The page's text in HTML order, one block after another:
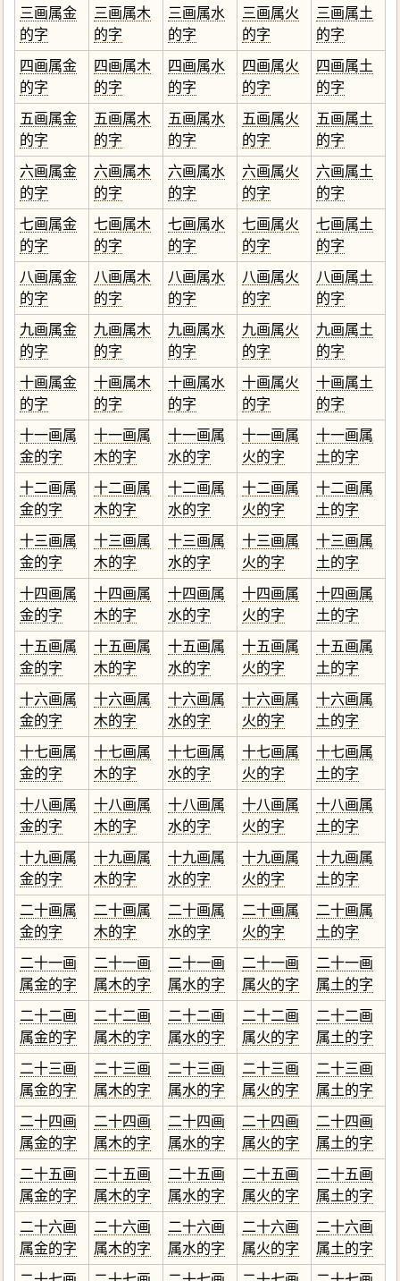
三画属金
的字
三画属木
的字
三画属水
的字
三画属火
的字
三画属土
的字
四画属金
的字
四画属木
的字
四画属水
的字
四画属火
的字
四画属土
的字
五画属金
的字
五画属木
的字
五画属水
的字
五画属火
的字
五画属土
的字
六画属金
的字
六画属木
的字
六画属水
的字
六画属火
的字
六画属土
的字
七画属金
的字
七画属木
的字
七画属水
的字
七画属火
的字
七画属土
的字
八画属金
的字
八画属木
的字
八画属水
的字
八画属火
的字
八画属土
的字
九画属金
的字
九画属木
的字
九画属水
的字
九画属火
的字
九画属土
的字
十画属金
的字
十画属木
的字
十画属水
的字
十画属火
的字
十画属土
的字
十一画属
金的字
十一画属
木的字
十一画属
水的字
十一画属
火的字
十一画属
土的字
十二画属
金的字
十二画属
木的字
十二画属
水的字
十二画属
火的字
十二画属
土的字
十三画属
金的字
十三画属
木的字
十三画属
水的字
十三画属
火的字
十三画属
土的字
十四画属
金的字
十四画属
木的字
十四画属
水的字
十四画属
火的字
十四画属
土的字
十五画属
金的字
十五画属
木的字
十五画属
水的字
十五画属
火的字
十五画属
土的字
十六画属
金的字
十六画属
木的字
十六画属
水的字
十六画属
火的字
十六画属
土的字
十七画属
金的字
十七画属
木的字
十七画属
水的字
十七画属
火的字
十七画属
土的字
十八画属
金的字
十八画属
木的字
十八画属
水的字
十八画属
火的字
十八画属
土的字
十九画属
金的字
十九画属
木的字
十九画属
水的字
十九画属
火的字
十九画属
土的字
二十画属
金的字
二十画属
木的字
二十画属
水的字
二十画属
火的字
二十画属
土的字
二十一画
属金的字
二十一画
属木的字
二十一画
属水的字
二十一画
属火的字
二十一画
属土的字
二十二画
属金的字
二十二画
属木的字
二十二画
属水的字
二十二画
属火的字
二十二画
属土的字
二十三画
属金的字
二十三画
属木的字
二十三画
属水的字
二十三画
属火的字
二十三画
属土的字
二十四画
属金的字
二十四画
属木的字
二十四画
属水的字
二十四画
属火的字
二十四画
属土的字
二十五画
属金的字
二十五画
属木的字
二十五画
属水的字
二十五画
属火的字
二十五画
属土的字
二十六画
属金的字
二十六画
属木的字
二十六画
属水的字
二十六画
属火的字
二十六画
属土的字